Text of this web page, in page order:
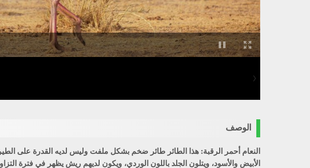
الوصف
النعام أحمر الرقبة: هذا الطائر طائر ضخم بشكل ملفت وليس لديه القدرة على
الأبيض والأسود، ويتلون الجلد باللون الوردي، ويكون لديهم ريش يظهر في فترة